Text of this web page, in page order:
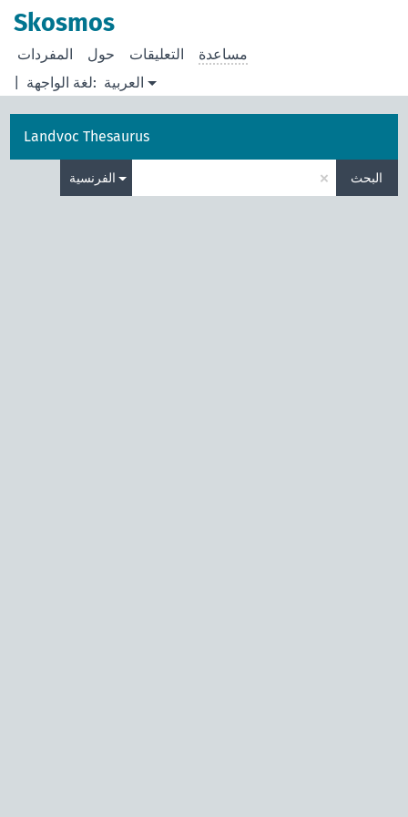
Skosmos
لغة الواجهة: العربية
المفردات حول التعليقات مساعدة
Landvoc Thesaurus
الفرنسية × البحث